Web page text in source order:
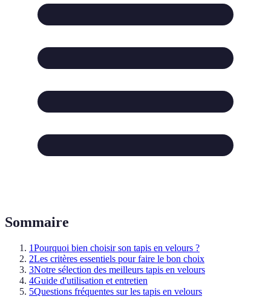
Sommaire
1Pourquoi bien choisir son tapis en velours ?
2Les critères essentiels pour faire le bon choix
3Notre sélection des meilleurs tapis en velours
4Guide d'utilisation et entretien
5Questions fréquentes sur les tapis en velours